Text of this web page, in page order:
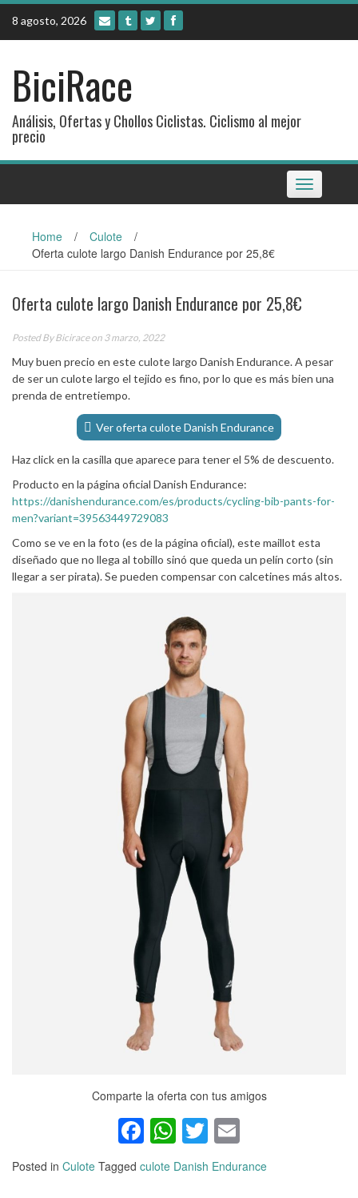
Skip
content
8 agosto, 2026
BiciRace
Análisis, Ofertas y Chollos Ciclistas. Ciclismo al mejor
precio
Toggle
navigation
Home / Culote
/
Oferta culote largo Danish Endurance por 25,8€
Oferta culote largo Danish Endurance por 25,8€
Posted ByBiciraceon 3 marzo, 2022
Muy buen precio en este culote largo Danish Endurance. A pesar
de ser un culote largo el tejido es fino, por lo que es más bien una
prenda de entretiempo.
Ver oferta culote Danish Endurance
Haz click en la casilla que aparece para tener el 5% de descuento.
Producto en la página oficial Danish Endurance:
https://danishendurance.com/es/products/cycling-bib-pants-for-
men?variant=39563449729083
Como se ve en la foto (es de la página oficial), este maillot esta
diseñado que no llega al tobillo sinó que queda un pelín corto (sin
llegar a ser pirata). Se pueden compensar con calcetines más altos.
Comparte la oferta con tus amigos
Facebook
WhatsApp
Twitter
Posted in Culote Tagged culote Danish Endurance